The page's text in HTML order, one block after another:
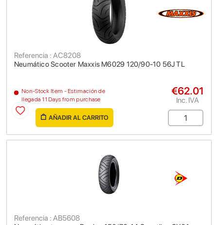
Neumático Scooter Maxxis M6029 120/90-10 56J TL
Referencia : AC8208
Non-Stock Item - Estimación de
llegada 11 Days from purchase
€62.01
Inc. IVA
AÑADIR AL CARRITO
Referencia : AB5608